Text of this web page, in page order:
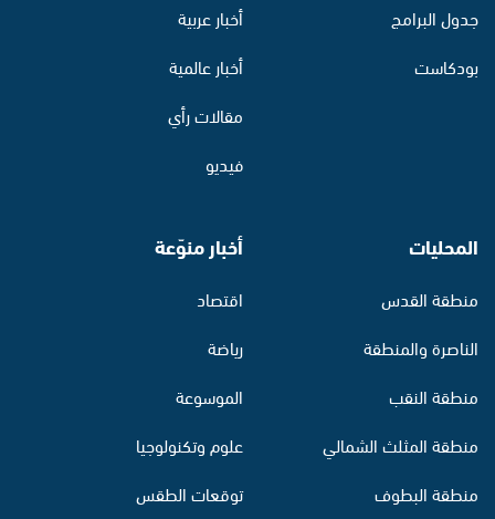
جدول البرامج
بودكاست
أخبار عربية
أخبار عالمية
مقالات رأي
فيديو
المحليات
منطقة القدس
الناصرة والمنطقة
منطقة النقب
منطقة المثلث الشمالي
منطقة البطوف
أخبار منوّعة
اقتصاد
رياضة
الموسوعة
علوم وتكنولوجيا
توقعات الطقس